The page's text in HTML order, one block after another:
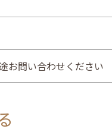
お問い合わせください